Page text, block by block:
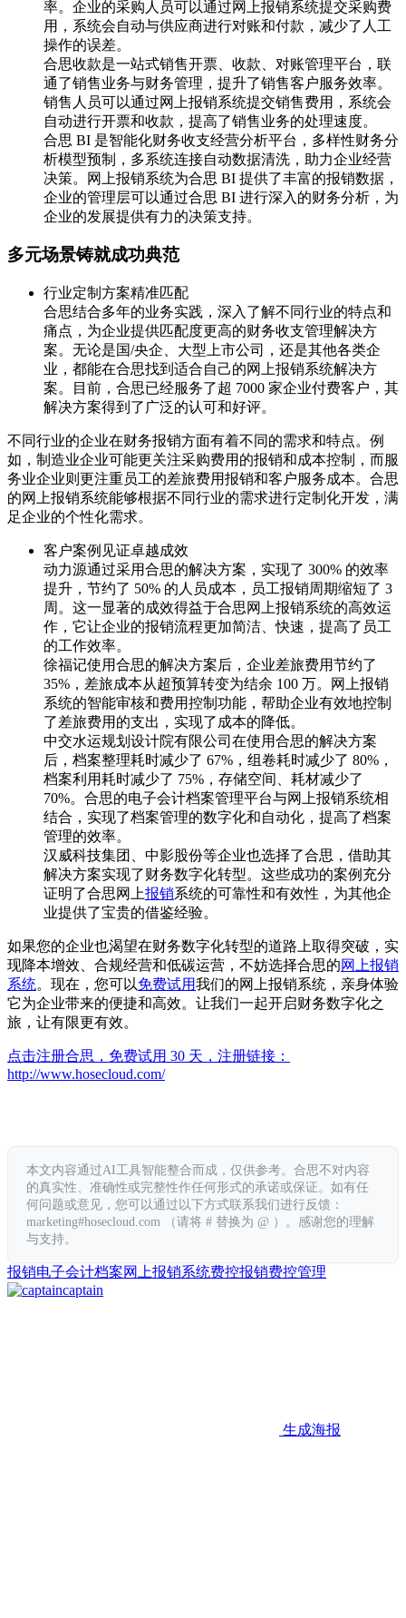
率。企业的采购人员可以通过网上报销系统提交采购费
用，系统会自动与供应商进行对账和付款，减少了人工
操作的误差。
合思收款是一站式销售开票、收款、对账管理平台，联
通了销售业务与财务管理，提升了销售客户服务效率。
销售人员可以通过网上报销系统提交销售费用，系统会
自动进行开票和收款，提高了销售业务的处理速度。
合思 BI 是智能化财务收支经营分析平台，多样性财务分
析模型预制，多系统连接自动数据清洗，助力企业经营
决策。网上报销系统为合思 BI 提供了丰富的报销数据，
企业的管理层可以通过合思 BI 进行深入的财务分析，为
企业的发展提供有力的决策支持。
多元场景铸就成功典范
行业定制方案精准匹配
合思结合多年的业务实践，深入了解不同行业的特点和
痛点，为企业提供匹配度更高的财务收支管理解决方
案。无论是国/央企、大型上市公司，还是其他各类企
业，都能在合思找到适合自己的网上报销系统解决方
案。目前，合思已经服务了超 7000 家企业付费客户，其
解决方案得到了广泛的认可和好评。
不同行业的企业在财务报销方面有着不同的需求和特点。例
如，制造业企业可能更关注采购费用的报销和成本控制，而服
务业企业则更注重员工的差旅费用报销和客户服务成本。合思
的网上报销系统能够根据不同行业的需求进行定制化开发，满
足企业的个性化需求。
客户案例见证卓越成效
动力源通过采用合思的解决方案，实现了 300% 的效率
提升，节约了 50% 的人员成本，员工报销周期缩短了 3
周。这一显著的成效得益于合思网上报销系统的高效运
作，它让企业的报销流程更加简洁、快速，提高了员工
的工作效率。
徐福记使用合思的解决方案后，企业差旅费用节约了
35%，差旅成本从超预算转变为结余 100 万。网上报销
系统的智能审核和费用控制功能，帮助企业有效地控制
了差旅费用的支出，实现了成本的降低。
中交水运规划设计院有限公司在使用合思的解决方案
后，档案整理耗时减少了 67%，组卷耗时减少了 80%，
档案利用耗时减少了 75%，存储空间、耗材减少了
70%。合思的电子会计档案管理平台与网上报销系统相
结合，实现了档案管理的数字化和自动化，提高了档案
管理的效率。
汉威科技集团、中影股份等企业也选择了合思，借助其
解决方案实现了财务数字化转型。这些成功的案例充分
证明了合思网上报销系统的可靠性和有效性，为其他企
业提供了宝贵的借鉴经验。
如果您的企业也渴望在财务数字化转型的道路上取得突破，实
现降本增效、合规经营和低碳运营，不妨选择合思的网上报销
系统。现在，您可以免费试用我们的网上报销系统，亲身体验
它为企业带来的便捷和高效。让我们一起开启财务数字化之
旅，让有限更有效。
点击注册合思，免费试用 30 天，注册链接：
http://www.hosecloud.com/
本文内容通过AI工具智能整合而成，仅供参考。合思不对内容
的真实性、准确性或完整性作任何形式的承诺或保证。如有任
何问题或意见，您可以通过以下方式联系我们进行反馈：
marketing#hosecloud.com （请将 # 替换为 @ ）。感谢您的理解
与支持。
报销电子会计档案网上报销系统费控报销费控管理
captain
生成海报